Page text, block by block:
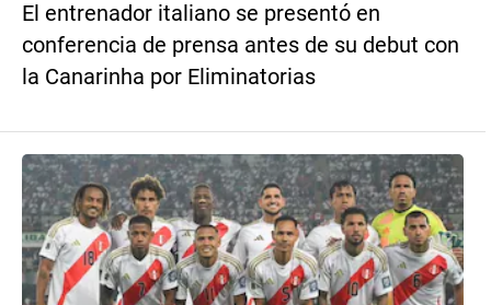
El entrenador italiano se presentó en
conferencia de prensa antes de su debut con
la Canarinha por Eliminatorias